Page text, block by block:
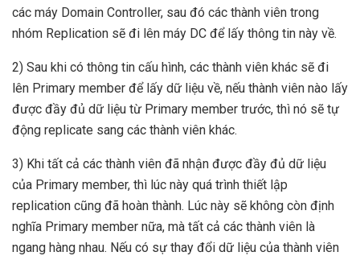
các máy Domain Controller, sau đó các thành viên trong
nhóm Replication sẽ đi lên máy DC để lấy thông tin này về.
2) Sau khi có thông tin cấu hình, các thành viên khác sẽ đi
lên Primary member để lấy dữ liệu về, nếu thành viên nào lấy
được đầy đủ dữ liệu từ Primary member trước, thì nó sẽ tự
động replicate sang các thành viên khác.
3) Khi tất cả các thành viên đã nhận được đầy đủ dữ liệu
của Primary member, thì lúc này quá trình thiết lập
replication cũng đã hoàn thành. Lúc này sẽ không còn định
nghĩa Primary member nữa, mà tất cả các thành viên là
ngang hàng nhau. Nếu có sự thay đổi dữ liệu của thành viên